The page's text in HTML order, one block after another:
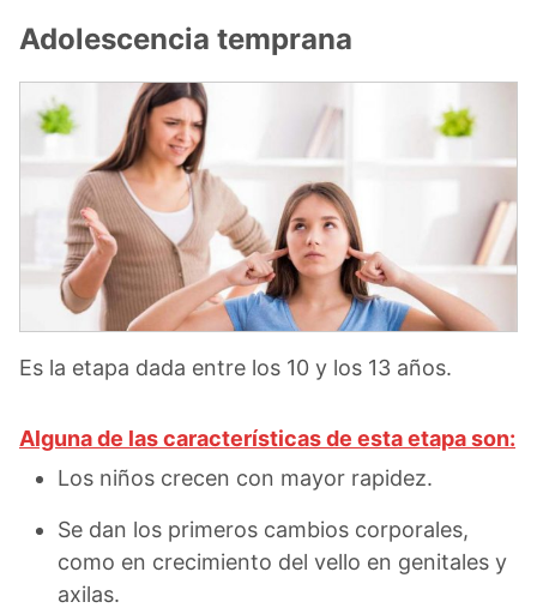
Adolescencia temprana
Es la etapa dada entre los 10 y los 13 años.
Alguna de las características de esta etapa son:
Los niños crecen con mayor rapidez.
Se dan los primeros cambios corporales,
como en crecimiento del vello en genitales y
axilas.